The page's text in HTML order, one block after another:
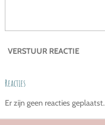
VERSTUUR REACTIE
Reacties
Er zijn geen reacties geplaatst.